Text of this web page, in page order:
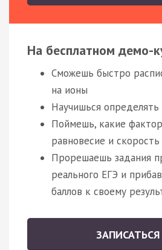
На бесплатном демо-
Сможешь быстро
на ионы
Научишься
Поймешь, какие
равновесие и
Прорешаешь задания
реального ЕГЭ и
баллов к своему
ЗАПИСАТЬСЯ